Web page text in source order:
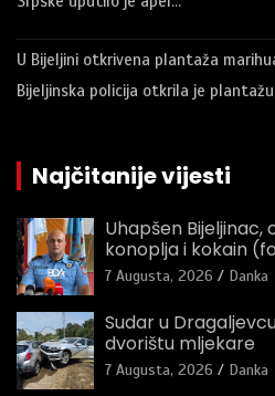
U Bijeljini otkrivena plantaža
Bijeljinska policija otkrila je
Najčitanije vijesti
Uhapšen Bijeljinac,
konoplja i kokain
7 Augusta, 2026 Danka
Sudar u
dvorištu mljekare
7 Augusta, 2026 Danka